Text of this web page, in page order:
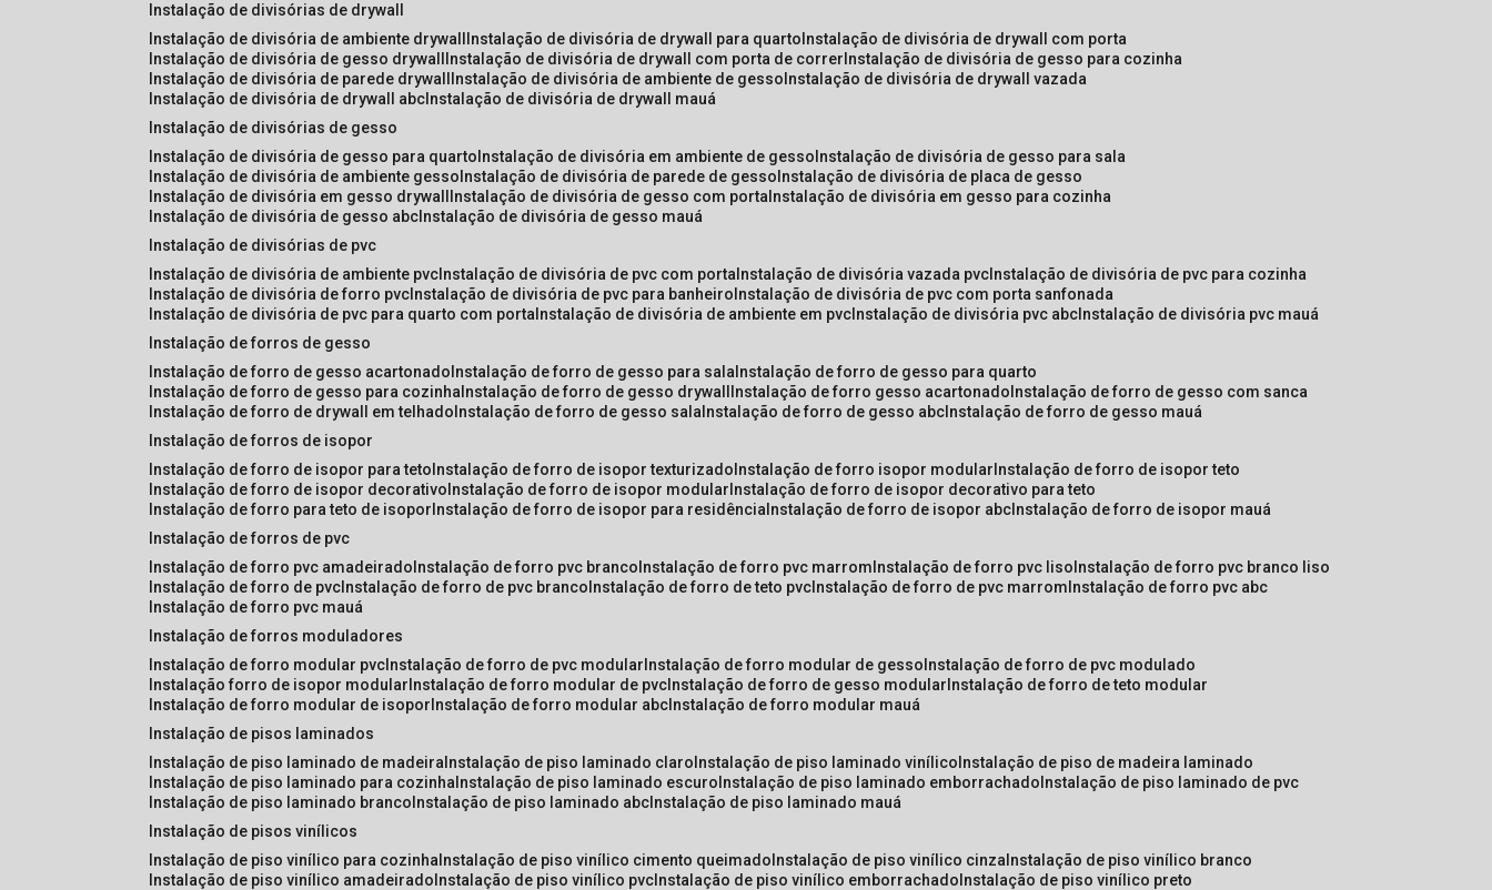
instalação de divisórias de drywall
instalação de divisória de ambiente drywall
instalação de divisória de drywall para quarto instalação de divisória de drywall com porta
instalação de divisória de gesso drywall
instalação de divisória de drywall com porta de correr instalação de divisória de gesso para cozinha
instalação de divisória de parede drywall
instalação de divisória de ambiente de gesso instalação de divisória de drywall vazada
instalação de divisória de drywall abc instalação de divisória de drywall mauá
instalação de divisórias de gesso
instalação de divisória de gesso para quarto instalação de divisória em ambiente de gesso instalação de divisória de gesso para sala
instalação de divisória de ambiente gesso instalação de divisória de parede de gesso instalação de divisória de placa de gesso
instalação de divisória em gesso drywall
instalação de divisória de gesso com porta instalação de divisória em gesso para cozinha
instalação de divisória de gesso abc instalação de divisória de gesso mauá
instalação de divisórias de pvc
instalação de divisória de ambiente pvc instalação de divisória de pvc com porta instalação de divisória vazada pvc instalação de divisória de pvc para cozinha
instalação de divisória de forro pvc instalação de divisória de pvc para banheiro instalação de divisória de pvc com porta sanfonada
instalação de divisória de pvc para quarto com porta instalação de divisória de ambiente em pvc instalação de divisória pvc abc instalação de divisória pvc mauá
instalação de forros de gesso
instalação de forro de gesso acartonado instalação de forro de gesso para sala instalação de forro de gesso para quarto
instalação de forro de gesso para cozinha instalação de forro de gesso drywall instalação de forro gesso acartonado instalação de forro de gesso com sanca
instalação de forro de drywall em telhado instalação de forro de gesso sala instalação de forro de gesso abc instalação de forro de gesso mauá
instalação de forros de isopor
instalação de forro de isopor para teto instalação de forro de isopor texturizado instalação de forro isopor modular instalação de forro de isopor teto
instalação de forro de isopor decorativo instalação de forro de isopor modular instalação de forro de isopor decorativo para teto
instalação de forro para teto de isopor instalação de forro de isopor para residência instalação de forro de isopor abc instalação de forro de isopor mauá
instalação de forros de pvc
instalação de forro pvc amadeirado instalação de forro pvc branco instalação de forro pvc marrom instalação de forro pvc liso instalação de forro pvc branco liso
instalação de forro de pvc instalação de forro de pvc branco instalação de forro de teto pvc instalação de forro de pvc marrom instalação de forro pvc abc
instalação de forro pvc mauá
instalação de forros moduladores
instalação de forro modular pvc instalação de forro de pvc modular instalação de forro modular de gesso instalação de forro de pvc modulado
instalação forro de isopor modular instalação de forro modular de pvc instalação de forro de gesso modular instalação de forro de teto modular
instalação de forro modular de isopor instalação de forro modular abc instalação de forro modular mauá
instalação de pisos laminados
instalação de piso laminado de madeira instalação de piso laminado claro instalação de piso laminado vinílico instalação de piso de madeira laminado
instalação de piso laminado para cozinha instalação de piso laminado escuro instalação de piso laminado emborrachado instalação de piso laminado de pvc
instalação de piso laminado branco instalação de piso laminado abc instalação de piso laminado mauá
instalação de pisos vinílicos
instalação de piso vinílico para cozinha instalação de piso vinílico cimento queimado instalação de piso vinílico cinza instalação de piso vinílico branco
instalação de piso vinílico amadeirado instalação de piso vinílico pvc instalação de piso vinílico emborrachado instalação de piso vinílico preto